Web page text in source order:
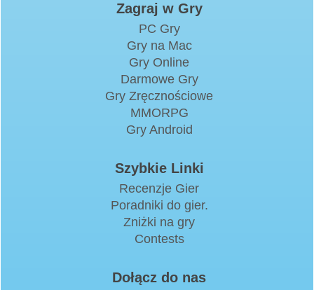
Zagraj w Gry
PC Gry
Gry na Mac
Gry Online
Darmowe Gry
Gry Zręcznościowe
MMORPG
Gry Android
Szybkie Linki
Recenzje Gier
Poradniki do gier.
Zniżki na gry
Contests
Dołącz do nas